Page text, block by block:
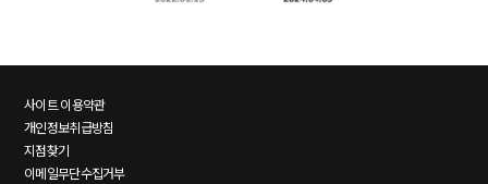
사이트 이용약관
개인정보취급방침
지점찾기
이메일무단수집거부